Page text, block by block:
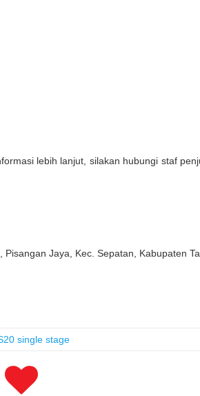
lebih lanjut, silakan hubungi staf
Jaya, Kec. Sepatan, Kabupaten
single stage